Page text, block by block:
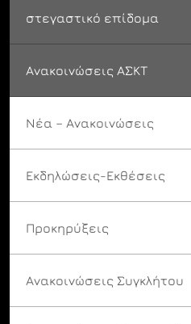
στεγαστικό επίδομα
Ανακοινώσεις ΑΣΚΤ
Νέα – Ανακοινώσεις
Εκδηλώσεις-Εκθέσεις
Προκηρύξεις
Ανακοινώσεις Συγκλήτου